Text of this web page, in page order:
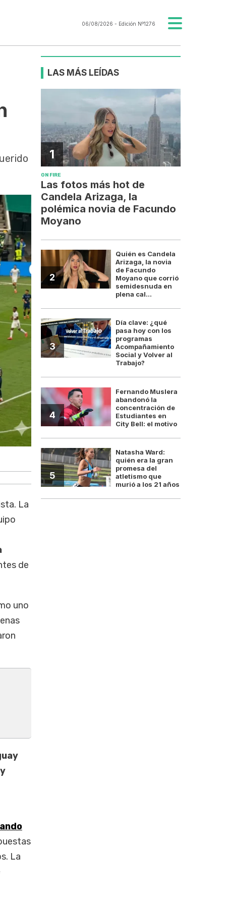
06/08/2026 - Edición Nº1276
Un error en la retención de Muslera le dio a
La
de
uno
La
LAS MÁS LEÍDAS
1
ON FIRE
Las fotos más hot de
Candela Arizaga, la
polémica novia de Facundo
Moyano
2
Quién es Candela
Arizaga, la novia
de Facundo
Moyano que corrió
semidesnuda en
plena cal...
3
Día clave: ¿qué
pasa hoy con los
programas
Acompañamiento
Social y Volver al
Trabajo?
4
Fernando Muslera
abandonó la
concentración de
Estudiantes en
City Bell: el motivo
5
Natasha Ward:
quién era la gran
promesa del
atletismo que
murió a los 21 años